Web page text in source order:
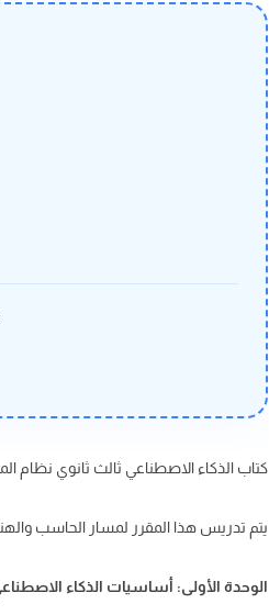
كتاب الذكاء الاصطناعي ثالث ثانوي نظام
يتم تدريس هذا المقرر لمسار الحاسب
الوحدة الأولى: أساسيات الذكاء